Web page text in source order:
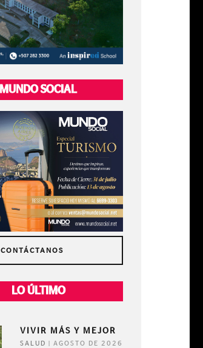
MUNDO SOCIAL
CONTÁCTANOS
LO ÚLTIMO
VIVIR MÁS Y MEJOR
SALUD AGOSTO DE 2026